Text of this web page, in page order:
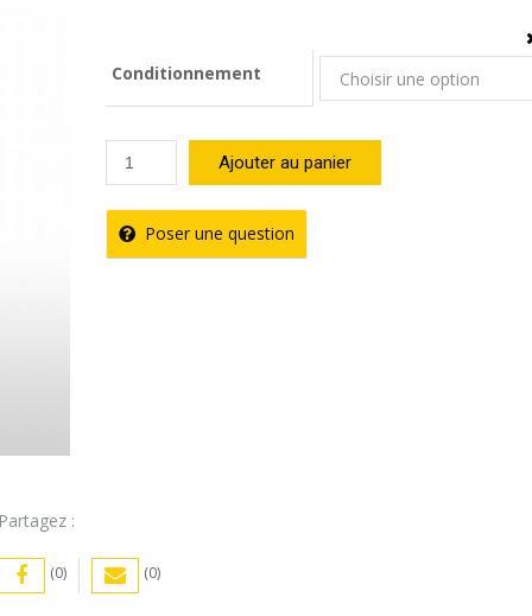
6,90€
through
Conditionnement
quantité
de
Confiture
Patate
Ajouter au panier
Poser une question
:
(0) (0)